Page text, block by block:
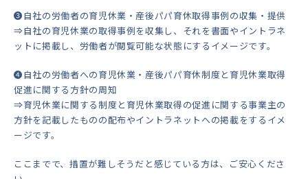
❸自社の労働者の育児休業・産後パパ育休取得事例の収集・提供
⇒自社の育児休業の取得事例を収集し、それを書面やイントラネ
ットに掲載し、労働者が閲覧可能な状態にするイメージです。
❹自社の労働者への育児休業・産後パパ育休制度と育児休業取得
促進に関する方針の周知
⇒育児休業に関する制度と育児休業取得の促進に関する事業主の
方針を記載したものの配布やイントラネットへの掲載をするイメ
ージです。
ここまでで、措置が難しそうだと感じている方は、ご安心くださ